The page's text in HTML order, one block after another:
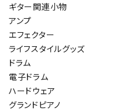
ギター関連小物
アンプ
エフェクター
ライフスタイルグッズ
ドラム
電子ドラム
ハードウェア
グランドピアノ